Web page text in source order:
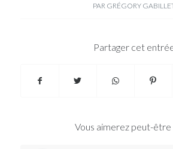
PAR GRÉGORY
Partager cet
Vous aimerez peut-être